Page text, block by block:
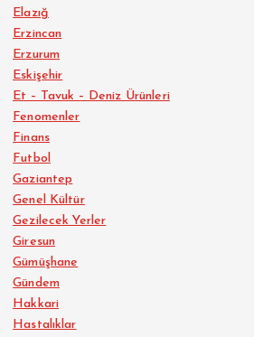
Elazığ
Erzincan
Erzurum
Eskişehir
Et – Tavuk – Deniz Ürünleri
Fenomenler
Finans
Futbol
Gaziantep
Genel Kültür
Gezilecek Yerler
Giresun
Gümüşhane
Gündem
Hakkari
Hastalıklar